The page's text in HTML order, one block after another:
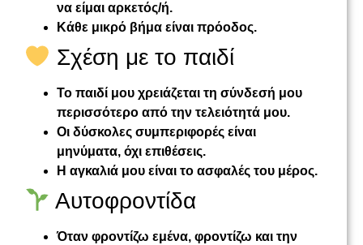
να είμαι αρκετός/ή.
Κάθε μικρό βήμα είναι πρόοδος.
Σχέση με το παιδί
Το παιδί μου χρειάζεται τη σύνδεσή μου
περισσότερο από την τελειότητά μου.
Οι δύσκολες συμπεριφορές είναι
μηνύματα, όχι επιθέσεις.
Η αγκαλιά μου είναι το ασφαλές του μέρος.
Αυτοφροντίδα
Όταν φροντίζω εμένα, φροντίζω και την